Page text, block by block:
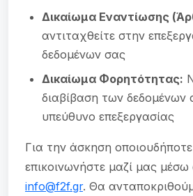
Δικαίωμα Εναντίωσης
αντιταχθείτε στην
δεδομένων σας
Δικαίωμα Φορητότητας:
διαβίβαση των δεδομένων
υπεύθυνο επεξεργασίας
Για την άσκηση
επικοινωνήστε μαζί μας μέσω
info@f2f.gr. Θα